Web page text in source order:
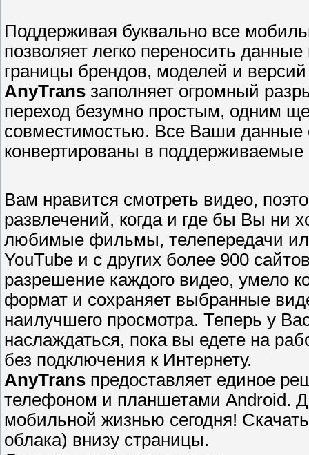
Поддерживая буквально все
позволяет легко переносить
границы брендов, моделей и
AnyTrans заполняет огромный
переход безумно простым, одним
совместимостью. Все Ваши данные
конвертированы в
Вам нравится смотреть видео,
развлечений, когда и где бы Вы ни
любимые фильмы, телепередачи
YouTube и с других более 900
разрешение каждого видео, умело
формат и сохраняет выбранные
наилучшего просмотра. Теперь у
наслаждаться, пока вы едете на
без подключения к Интернету.
AnyTrans предоставляет единое
телефоном и планшетами Android.
мобильной жизнью сегодня!
облака) внизу страницы.